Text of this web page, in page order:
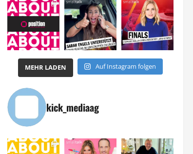
MEHR LADEN Auf Instagram folgen
kick_mediaag